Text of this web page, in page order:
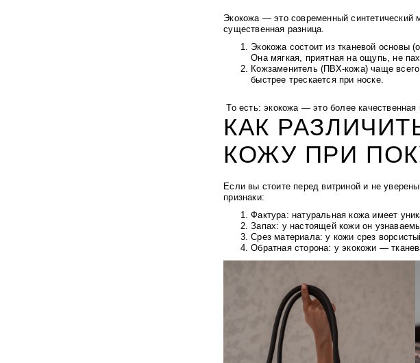
Экокожа — это современный
существенная разница.
Экокожа состоит из тканевой основы
Она мягкая, приятная на ощупь, не
Кожзаменитель (ПВХ-кожа) чаще всего
быстрее трескается при носке.
То есть: экокожа — это более
КАК
КОЖУ ПРИ
Если вы стоите перед витриной и не
признаки:
Фактура: натуральная кожа имеет
Запах: у настоящей кожи он
Срез материала: у кожи срез
Обратная сторона: у экокожи —